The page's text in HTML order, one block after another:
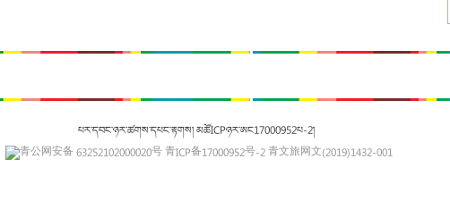
པར་དབང་ཉར་ཚགས་དཔང་རྟགས། མཚོICPཉར་ཨང17000952པ-2།
青公网安备 63252102000020号青ICP备17000952号-2青文旅网文(2019)1432-001